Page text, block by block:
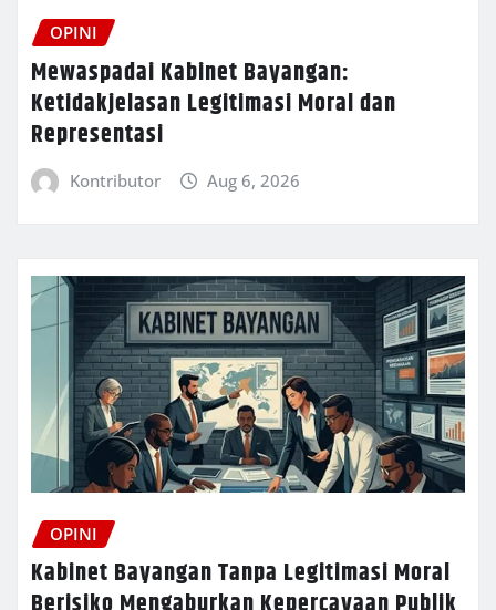
OPINI
Mewaspadai Kabinet Bayangan:
Ketidakjelasan Legitimasi Moral dan
Representasi
Kontributor Aug 6, 2026
OPINI
Kabinet Bayangan Tanpa Legitimasi Moral